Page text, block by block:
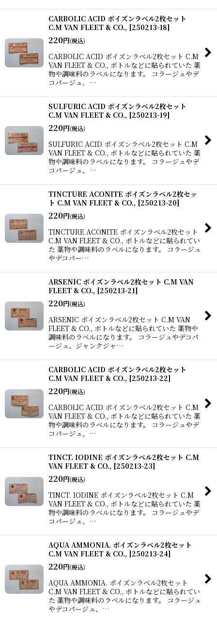
CARBOLIC ACID ポイズンラベル2枚セット
C.M VAN FLEET & CO., [250213-18]
220円(税込)
CARBOLIC ACID ポイズンラベル2枚セット C.M
VAN FLEET & CO., ボトルなどに貼られていた 薬
物や調味料のラベルになります。 コラージュやデ
コパージュ、…
SULFURIC ACID ポイズンラベル2枚セット
C.M VAN FLEET & CO., [250213-19]
220円(税込)
SULFURIC ACID ポイズンラベル2枚セット C.M
VAN FLEET & CO., ボトルなどに貼られていた 薬
物や調味料のラベルになります。 コラージュやデ
コパージュ、…
TINCTURE ACONITE ポイズンラベル2枚セッ
ト C.M VAN FLEET & CO., [250213-20]
220円(税込)
TINCTURE ACONITE ポイズンラベル2枚セット
C.M VAN FLEET & CO., ボトルなどに貼られてい
た 薬物や調味料のラベルになります。 コラージュ
やデコパー…
ARSENIC ポイズンラベル2枚セット C.M VAN
FLEET & CO., [250213-21]
220円(税込)
ARSENIC ポイズンラベル2枚セット C.M VAN
FLEET & CO., ボトルなどに貼られていた 薬物や
調味料のラベルになります。 コラージュやデコパ
ージュ、ジャンクジャ…
CARBOLIC ACID ポイズンラベル2枚セット
C.M VAN FLEET & CO., [250213-22]
220円(税込)
CARBOLIC ACID ポイズンラベル2枚セット C.M
VAN FLEET & CO., ボトルなどに貼られていた 薬
物や調味料のラベルになります。 コラージュやデ
コパージュ、…
TINCT. IODINE ポイズンラベル2枚セット C.M
VAN FLEET & CO., [250213-23]
220円(税込)
TINCT. IODINE ポイズンラベル2枚セット C.M
VAN FLEET & CO., ボトルなどに貼られていた 薬
物や調味料のラベルになります。 コラージュやデ
コパージュ、…
AQUA AMMONIA. ポイズンラベル2枚セット
C.M VAN FLEET & CO., [250213-24]
220円(税込)
AQUA AMMONIA. ポイズンラベル2枚セット
C.M VAN FLEET & CO., ボトルなどに貼られてい
た 薬物や調味料のラベルになります。 コラージュ
やデコパージュ、…